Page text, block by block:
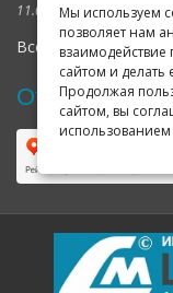
Мы используем
позволяет нам
взаимодействие
сайтом и делать
Продолжая
сайтом, вы
11.02.2019
Все новости
Отзывы о нас